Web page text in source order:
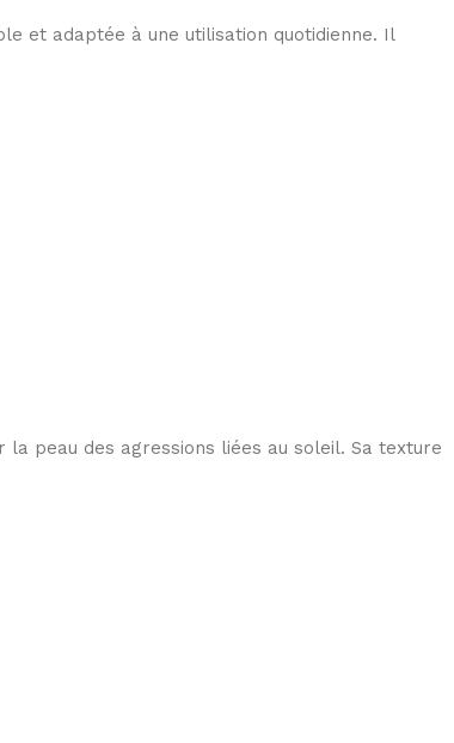
et adaptée à une utilisation quotidienne. Il
peau des agressions liées au soleil. Sa texture